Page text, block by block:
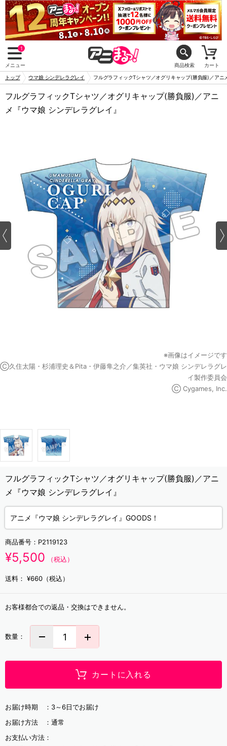
1
メニュー 商品検索 カート
トップ ウマ娘 シンデレラグレイ フルグラフィックTシャツ／オグリキャップ(勝負服)／アニ
フルグラフィックTシャツ／オグリキャップ(勝負服)／アニ
メ『ウマ娘 シンデレラグレイ』
※画像はイメージです
Ⓒ久住太陽・杉浦理史＆Pita・伊藤隼之介／集英社・ウマ娘 シンデレラグレ
イ製作委員会
Ⓒ Cygames, Inc.
フルグラフィックTシャツ／オグリキャップ(勝負服)／アニ
メ『ウマ娘 シンデレラグレイ』
アニメ『ウマ娘 シンデレラグレイ』GOODS！
商品番号： P2119123
¥5,500 （税込）
送料： ¥660（税込）
お客様都合での返品・交換はできません。
数量：
カートに入れる
お届け時期 ： 3～6日でお届け
お届け方法 ： 通常
お支払い方法：